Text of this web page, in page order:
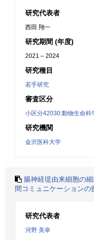
研究代表者
西田 翔一
研究期間 (年度)
2021 – 2024
研究種目
若手研究
審査区分
小区分42030:動物生命科
研究機関
金沢医科大学
腸神経堤由来細胞の
間コミュニケーションの
研究代表者
河野 美幸